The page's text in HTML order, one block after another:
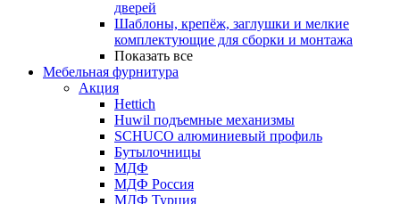
дверей
Шаблоны, крепёж, заглушки и мелкие
комплектующие для сборки и монтажа
Показать все
Мебельная фурнитура
Акция
Hettich
Huwil подъемные механизмы
SCHUCO алюминиевый профиль
Бутылочницы
МДФ
МДФ Россия
МДФ Турция